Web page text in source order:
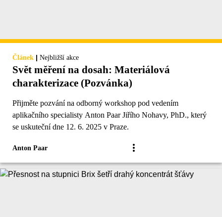
Článek | Nejbližší akce
Svět měření na dosah: Materiálová
charakterizace (Pozvánka)
Přijměte pozvání na odborný workshop pod vedením
aplikačního specialisty Anton Paar Jiřího Nohavy, PhD., který
se uskuteční dne 12. 6. 2025 v Praze.
Anton Paar